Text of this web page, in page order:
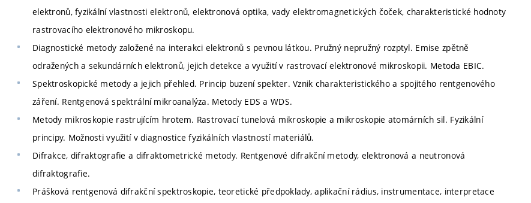
elektronů, fyzikální vlastnosti elektronů, elektronová optika, vady elektromagnetických čoček, charakteristické hodnoty
rastrovacího elektronového mikroskopu.
Diagnostické metody založené na interakci elektronů s pevnou látkou. Pružný nepružný rozptyl. Emise zpětně
odražených a sekundárních elektronů, jejich detekce a využití v rastrovací elektronové mikroskopii. Metoda EBIC.
Spektroskopické metody a jejich přehled. Princip buzení spekter. Vznik charakteristického a spojitého rentgenového
záření. Rentgenová spektrální mikroanalýza. Metody EDS a WDS.
Metody mikroskopie rastrujícím hrotem. Rastrovací tunelová mikroskopie a mikroskopie atomárních sil. Fyzikální
principy. Možnosti využití v diagnostice fyzikálních vlastností materiálů.
Difrakce, difraktografie a difraktometrické metody. Rentgenové difrakční metody, elektronová a neutronová
difraktografie.
Prášková rentgenová difrakční spektroskopie, teoretické předpoklady, aplikační rádius, instrumentace, interpretace